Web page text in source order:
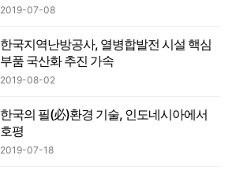
2019-07-08
한국지역난방공사, 열병합발전 시설 핵심
부품 국산화 추진 가속
2019-08-02
한국의 필(必)환경 기술, 인도네시아에서
호평
2019-07-18